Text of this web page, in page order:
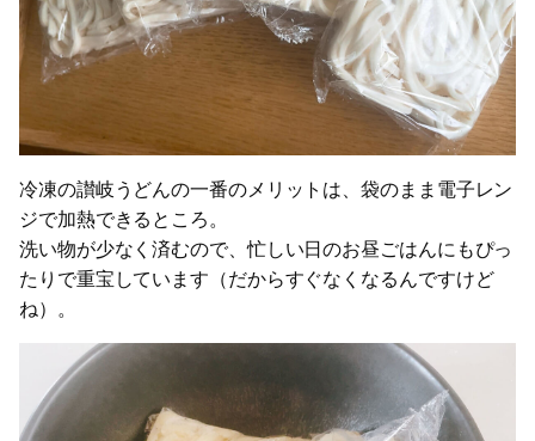
冷凍の讃岐うどんの一番のメリットは、袋のまま電子レン
ジで加熱できるところ。
洗い物が少なく済むので、忙しい日のお昼ごはんにもぴっ
たりで重宝しています（だからすぐなくなるんですけど
ね）。